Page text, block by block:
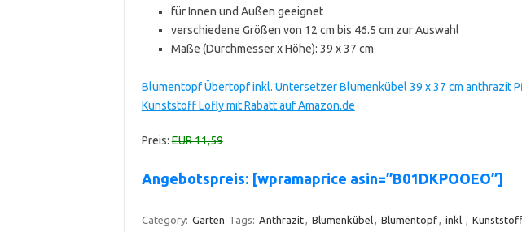
für Innen und Außen geeignet
verschiedene Größen von 12 cm bis 46.5 cm zur Auswahl
Maße (Durchmesser x Höhe): 39 x 37 cm
Blumentopf Übertopf inkl. Untersetzer Blumenkübel 39 x 37 cm anthrazit
Kunststoff Lofly mit Rabatt auf Amazon.de
Preis:EUR 11,59
Angebotspreis: [wpramaprice asin=”B01DKPOOEO”]
Category: Garten Tags: Anthrazit, Blumenkübel, Blumentopf, inkl. , Kunststoff